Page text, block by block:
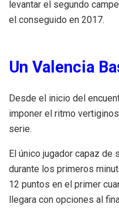
levantar el segundo
el conseguido en 2017.
Un Valencia
Desde el inicio del
imponer el ritmo
serie.
El único jugador capaz de
durante los primeros
12 puntos en el primer
llegara con opciones al